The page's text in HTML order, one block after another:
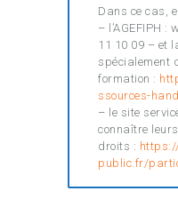
Dans ce cas,
– l’AGEFIPH
11 10 09 – et
spécialement
formation :
ssources-
– le site
connaître leurs
droits :
public.fr/